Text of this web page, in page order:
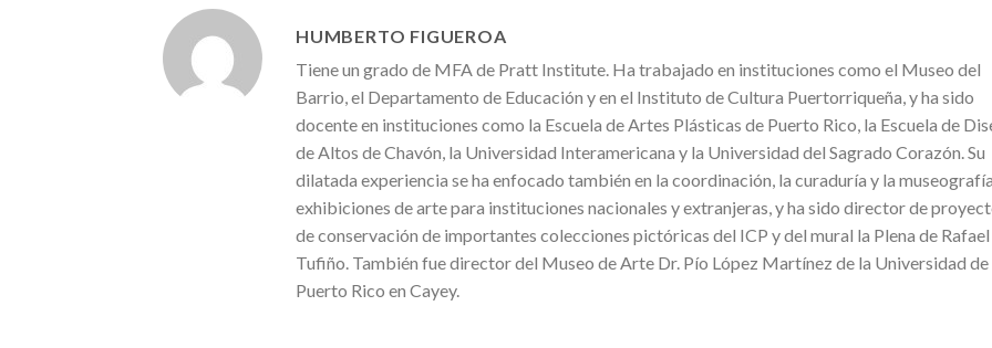
HUMBERTO FIGUEROA
Tiene un grado de MFA de Pratt Institute. Ha trabajado en instituciones como el Museo del
Barrio, el Departamento de Educación y en el Instituto de Cultura Puertorriqueña, y ha sido
docente en instituciones como la Escuela de Artes Plásticas de Puerto Rico, la Escuela de
de Altos de Chavón, la Universidad Interamericana y la Universidad del Sagrado Corazón. Su
dilatada experiencia se ha enfocado también en la coordinación, la curaduría y la
exhibiciones de arte para instituciones nacionales y extranjeras, y ha sido director de
de conservación de importantes colecciones pictóricas del ICP y del mural la Plena de Rafael
Tufiño. También fue director del Museo de Arte Dr. Pío López Martínez de la Universidad de
Puerto Rico en Cayey.